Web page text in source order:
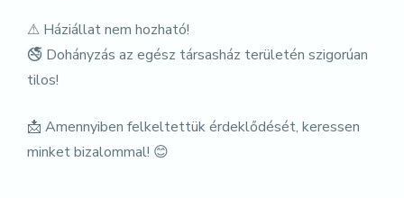
⚠ Háziállat nem hozható!
🚭 Dohányzás az egész társasház területén szigorúan
tilos!
📩 Amennyiben felkeltettük érdeklődését, keressen
minket bizalommal! 😊